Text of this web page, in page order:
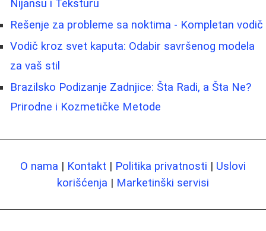
Nijansu i Teksturu
Rešenje za probleme sa noktima - Kompletan vodič
Vodič kroz svet kaputa: Odabir savršenog modela
za vaš stil
Brazilsko Podizanje Zadnjice: Šta Radi, a Šta Ne?
Prirodne i Kozmetičke Metode
O nama | Kontakt | Politika privatnosti | Uslovi
korišćenja | Marketinški servisi